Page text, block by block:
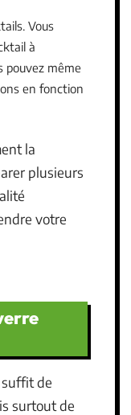
Vous
à
pouvez même
en fonction
la
plusieurs
votre
de
surtout de